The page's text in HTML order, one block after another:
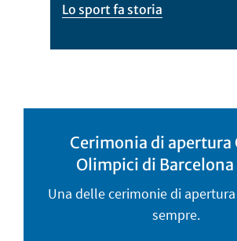
Lo sport fa storia
Cerimonia di apertura
Olimpici di
Una delle cerimonie di
sempre.